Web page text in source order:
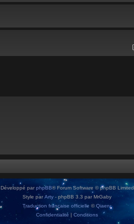
Développé par phpBB® Forum Software © phpBB Limited
Style par Arty - phpBB 3.3 par MrGaby
Traduction française officielle ©Qiaeru
Confidentialité | Conditions